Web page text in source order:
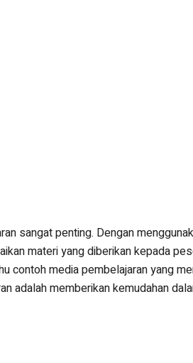
sangat penting. Dengan
materi yang diberikan kepada
contoh media pembelajaran yang
adalah memberikan kemudahan